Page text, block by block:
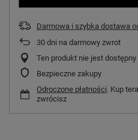
Darmowa i szybka dostawa
30 dni na darmowy zwrot
Ten produkt nie jest
Bezpieczne zakupy
Odroczone płatności. Kup
zwrócisz